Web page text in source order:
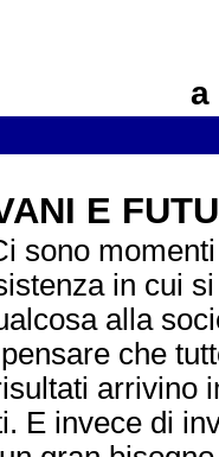
a
E
sono
in cui
alla
che
arrivino
E invece di